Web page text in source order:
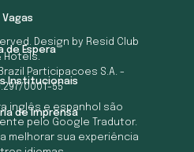
Vagas
de Espera
Institucionais
de Imprensa
Design by Resid Club
Hotels.
Participacoes S.A. -
0001-55
inglês e espanhol são
pelo Google Tradutor.
melhorar sua experiência